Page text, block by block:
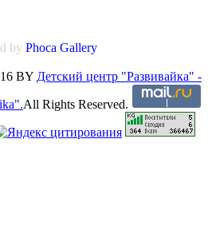
by Phoca Gallery
BY Детский центр "Развивайка" -
All Rights Reserved.